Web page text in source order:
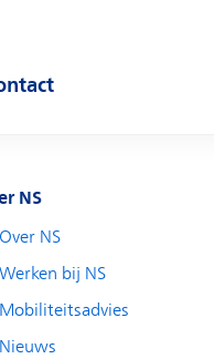
NS
Over NS
Werken bij NS
Mobiliteitsadvies
Nieuws